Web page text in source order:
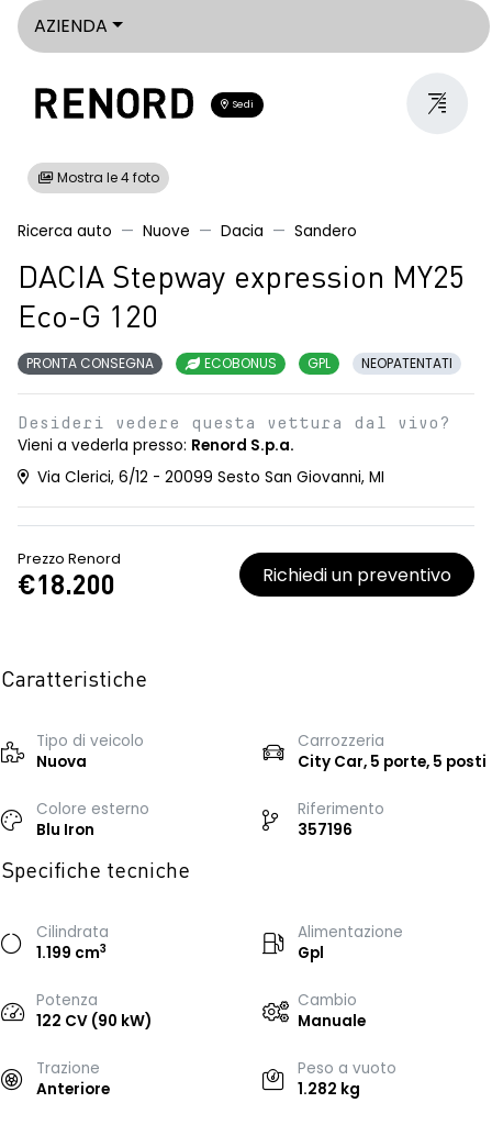
AZIENDA
Sedi
Mostra le 4 foto
Ricerca auto Nuove Dacia Sandero
DACIA Stepway expression MY25
Eco-G 120
PRONTA CONSEGNA ECOBONUS GPL NEOPATENTATI
Desideri vedere questa vettura dal vivo?
Vieni a vederla presso: Renord S.p.a.
Via Clerici, 6/12 - 20099 Sesto San Giovanni, MI
Prezzo Renord
€18.200 Richiedi un preventivo
Caratteristiche
Tipo di veicolo
Nuova
Carrozzeria
City Car, 5 porte, 5 posti
Colore esterno
Blu Iron
Riferimento
357196
Specifiche tecniche
Cilindrata
1.199 cm3
Alimentazione
Gpl
Potenza
122 CV (90 kW)
Cambio
Manuale
Trazione
Anteriore
Peso a vuoto
1.282 kg